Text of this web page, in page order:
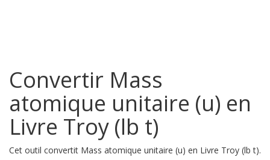
Convertir Mass
atomique unitaire (u) en
Livre Troy (lb t)
Cet outil convertit Mass atomique unitaire (u) en Livre Troy (lb t).